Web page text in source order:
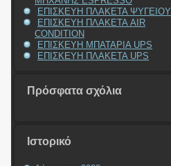
ΕΠΙΣΚΕΥΗ ΠΛΑΚΕΤΑ ΨΥΓΕΙΟΥ
ΕΠΙΣΚΕΥΗ ΠΛΑΚΕΤΑ AIR
CONDITION
ΕΠΙΣΚΕΥΗ ΜΠΑΤΑΡΙΑ UPS
ΕΠΙΣΚΕΥΗ ΠΛΑΚΕΤΑ UPS
Πρόσφατα σχόλια
Ιστορικό